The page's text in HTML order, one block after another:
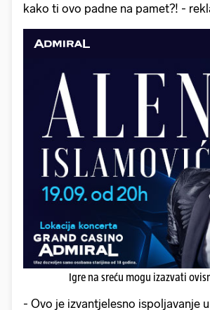
kako ti ovo padne na pamet?! -
Igre na sreću mogu izazvati
- Ovo je izvantjelesno ispoljavanje